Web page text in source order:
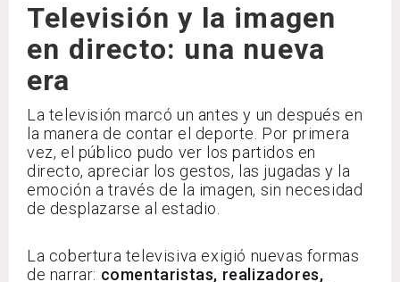
Televisión y la imagen
en directo: una nueva
era
La televisión marcó un antes y un después en
la manera de contar el deporte. Por primera
vez, el público pudo ver los partidos en
directo, apreciar los gestos, las jugadas y la
emoción a través de la imagen, sin necesidad
de desplazarse al estadio.
La cobertura televisiva exigió nuevas formas
de narrar: comentaristas, realizadores,